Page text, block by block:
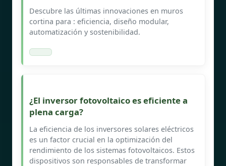
Descubre las últimas innovaciones en muros
cortina para : eficiencia, diseño modular,
automatización y sostenibilidad.
¿El inversor fotovoltaico es eficiente a
plena carga?
La eficiencia de los inversores solares eléctricos
es un factor crucial en la optimización del
rendimiento de los sistemas fotovoltaicos. Estos
dispositivos son responsables de transformar